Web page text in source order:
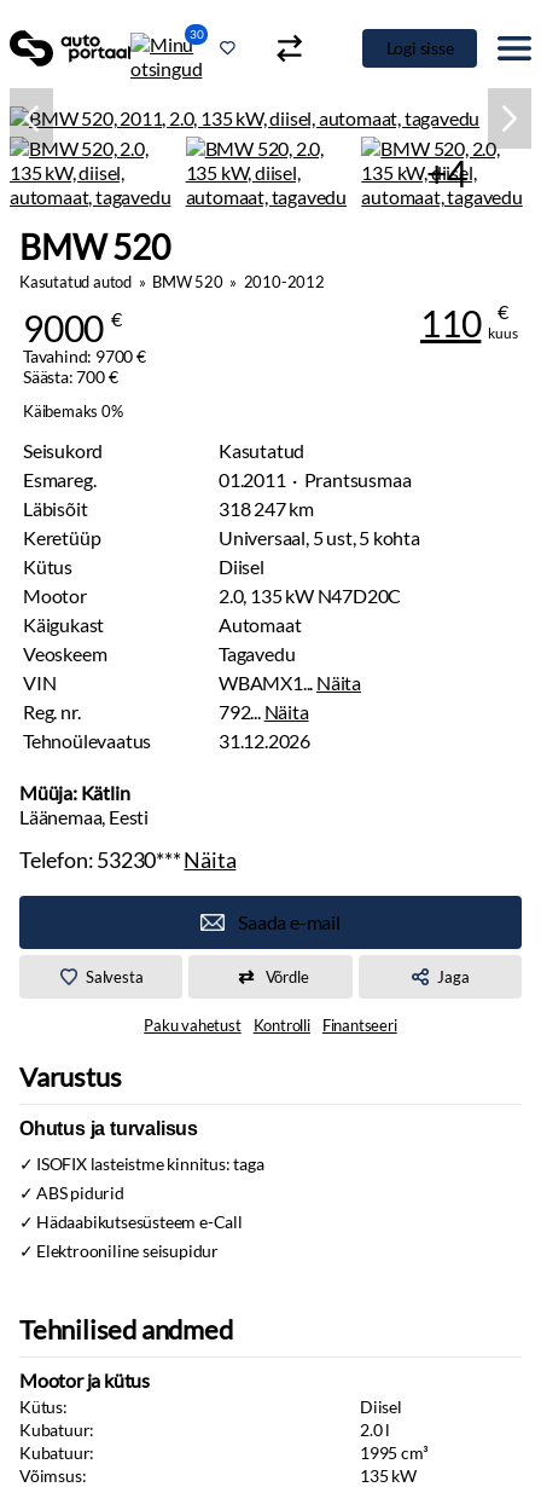
30
Logi sisse
+4
BMW 520
Kasutatud autod » BMW 520» 2010-2012
9000 €
Tavahind: 9700 €
Säästa: 700 €
110 €
kuus
Käibemaks 0%
Seisukord
Kasutatud
Esmareg.
01.2011 · Prantsusmaa
Läbisõit
318 247 km
Keretüüp
Universaal, 5 ust, 5 kohta
Kütus
Diisel
Mootor
2.0, 135 kW N47D20C
Käigukast
Automaat
Veoskeem
Tagavedu
VIN
WBAMX1... Näita
Reg. nr.
792... Näita
Tehnoülevaatus
31.12.2026
Müüja: Kätlin
Läänemaa, Eesti
Telefon:53230***Näita
Saada e-mail
Salvesta Võrdle Jaga
Paku vahetust Kontrolli Finantseeri
Varustus
Ohutus ja turvalisus
ISOFIX lasteistme kinnitus:taga
ABS pidurid
Hädaabikutsesüsteem e-Call
Elektrooniline seisupidur
Tehnilised andmed
Mootor ja kütus
Kütus:
Diisel
Kubatuur:
2.0l
Kubatuur:
1995 cm³
Võimsus:
135 kW